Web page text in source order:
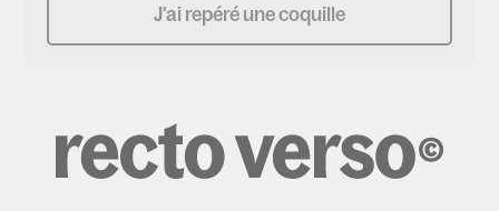
J'ai repéré une coquille